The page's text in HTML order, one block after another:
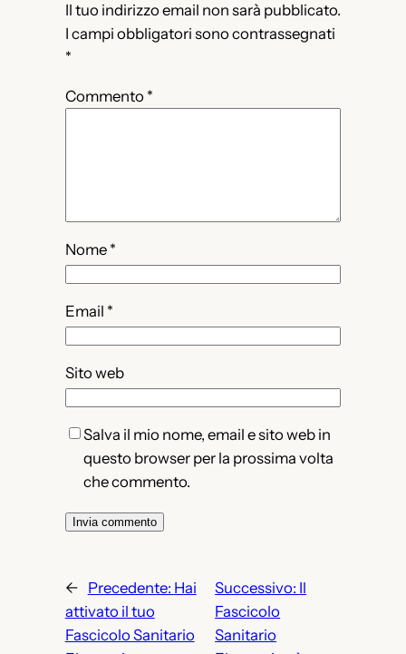
Il tuo indirizzo email non sarà pubblicato.
I campi obbligatori sono contrassegnati
*
Commento *
Nome *
Email *
Sito web
Salva il mio nome, email e sito web in
questo browser per la prossima volta
che commento.
← Precedente: Hai
attivato il tuo
Fascicolo Sanitario
Successivo: Il
Fascicolo
Sanitario